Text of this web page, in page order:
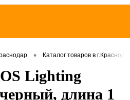
• Каталог товаров в
Lighting
длина 1